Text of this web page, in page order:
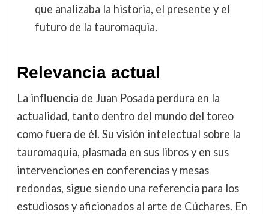
que analizaba la historia, el presente y el
futuro de la tauromaquia.
Relevancia actual
La influencia de Juan Posada perdura en la
actualidad, tanto dentro del mundo del toreo
como fuera de él. Su visión intelectual sobre la
tauromaquia, plasmada en sus libros y en sus
intervenciones en conferencias y mesas
redondas, sigue siendo una referencia para los
estudiosos y aficionados al arte de Cúchares. En